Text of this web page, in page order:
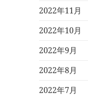
2022年11月
2022年10月
2022年9月
2022年8月
2022年7月